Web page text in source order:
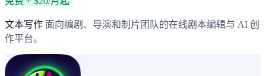
文本写作 面向编剧、导演和制片团队的在线剧本编辑与 AI 创
作平台。